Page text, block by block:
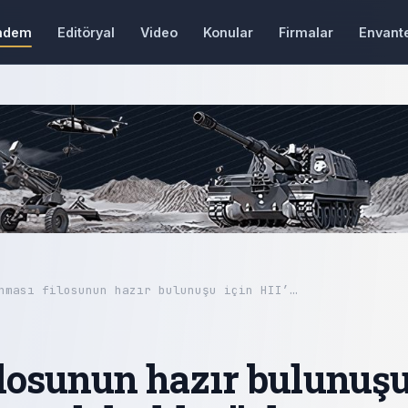
Editöryal Video Konular Firmalar
filosunun hazır bulunuşu için HII’…
hazır